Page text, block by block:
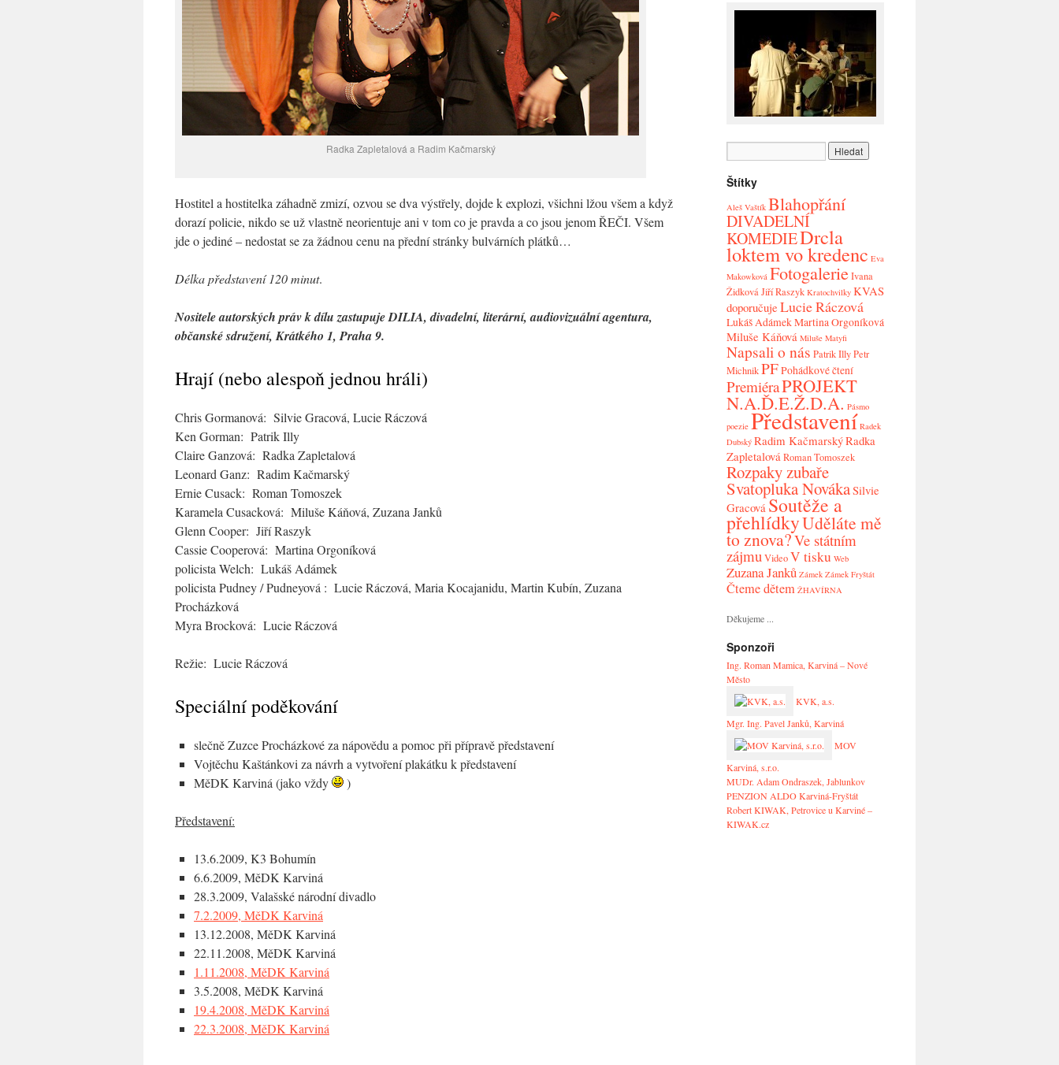
Radka Zapletalová a Radim Kačmarský
Hostitel a hostitelka záhadně zmizí, ozvou se dva výstřely, dojde k explozi, všichni lžou všem a když
dorazí policie, nikdo se už vlastně neorientuje ani v tom co je pravda a co jsou jenom ŘEČI. Všem
jde o jediné – nedostat se za žádnou cenu na přední stránky bulvárních plátků…
Délka představení 120 minut.
Nositele autorských práv k dílu zastupuje DILIA, divadelní, literární, audiovizuální agentura,
občanské sdružení, Krátkého 1, Praha 9.
Hrají (nebo alespoň jednou hráli)
Chris Gormanová: Silvie Gracová, Lucie Ráczová
Ken Gorman: Patrik Illy
Claire Ganzová: Radka Zapletalová
Leonard Ganz: Radim Kačmarský
Ernie Cusack: Roman Tomoszek
Karamela Cusacková: Miluše Káňová, Zuzana Janků
Glenn Cooper: Jiří Raszyk
Cassie Cooperová: Martina Orgoníková
policista Welch: Lukáš Adámek
policista Pudney / Pudneyová : Lucie Ráczová, Maria Kocajanidu, Martin Kubín, Zuzana
Procházková
Myra Brocková: Lucie Ráczová
Režie: Lucie Ráczová
Speciální poděkování
slečně Zuzce Procházkové za nápovědu a pomoc při přípravě představení
Vojtěchu Kaštánkovi za návrh a vytvoření plakátku k představení
MěDK Karviná (jako vždy
)
Představení:
13.6.2009, K3 Bohumín
6.6.2009, MěDK Karviná
28.3.2009, Valašské národní divadlo
7.2.2009, MěDK Karviná
13.12.2008, MěDK Karviná
22.11.2008, MěDK Karviná
1.11.2008, MěDK Karviná
3.5.2008, MěDK Karviná
19.4.2008, MěDK Karviná
22.3.2008, MěDK Karviná
Štítky
Aleš Vaštík Blahopřání
DIVADELNÍ
KOMEDIEDrcla
loktem vo kredenc Eva
Makowková FotogalerieIvana
ŽidkováJiří Raszyk Kratochvilky KVAS
doporučuje Lucie Ráczová
Lukáš AdámekMartina Orgoníková
Miluše Káňová Miluše Matyfi
Napsali o nás Patrik IllyPetr
MichnikPFPohádkové čtení
PremiéraPROJEKT
N.A.Ď.E.Ž.D.A. Pásmo
poezie Představení Radek
Dubský Radim KačmarskýRadka
ZapletalováRoman Tomoszek
Rozpaky zubaře
Svatopluka NovákaSilvie
Gracová Soutěže a
přehlídkyUděláte mě
to znova?Ve státním
zájmuVideoV tisku Web
Zuzana Janků Zámek Zámek Fryštát
Čteme dětem ŽHAVÍRNA
Děkujeme ...
Sponzoři
Ing. Roman Mamica, Karviná – Nové
Město
KVK, a.s.
Mgr. Ing. Pavel Janků, Karviná
MOV
Karviná, s.r.o.
MUDr. Adam Ondraszek, Jablunkov
PENZION ALDO Karviná-Fryštát
Robert KIWAK, Petrovice u Karviné –
KIWAK.cz